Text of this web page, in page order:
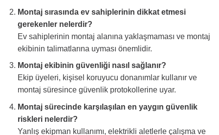
Montaj sırasında ev sahiplerinin dikkat etmesi
gerekenler nelerdir?
Ev sahiplerinin montaj alanına yaklaşmaması ve montaj
ekibinin talimatlarına uyması önemlidir.
Montaj ekibinin güvenliği nasıl sağlanır?
Ekip üyeleri, kişisel koruyucu donanımlar kullanır ve
montaj süresince güvenlik protokollerine uyar.
Montaj sürecinde karşılaşılan en yaygın güvenlik
riskleri nelerdir?
Yanlış ekipman kullanımı, elektrikli aletlerle çalışma ve